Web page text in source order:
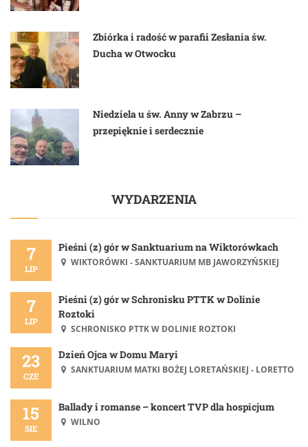
Zbiórka i radość w parafii Zesłania św.
Ducha w Otwocku
Niedziela u św. Anny w Zabrzu –
przepięknie i serdecznie
WYDARZENIA
7
LIP
Pieśni (z) gór w Sanktuarium na Wiktorówkach
WIKTORÓWKI - SANKTUARIUM MB JAWORZYŃSKIEJ
7
LIP
Pieśni (z) gór w Schronisku PTTK w Dolinie
Roztoki
SCHRONISKO PTTK W DOLINIE ROZTOKI
23
CZE
Dzień Ojca w Domu Maryi
SANKTUARIUM MATKI BOŻEJ LORETAŃSKIEJ - LORETTO
15
SIE
Ballady i romanse – koncert TVP dla hospicjum
WILNO